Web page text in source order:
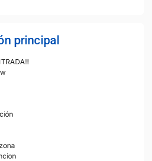
principal